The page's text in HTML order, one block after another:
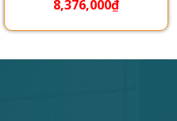
8,376,000₫